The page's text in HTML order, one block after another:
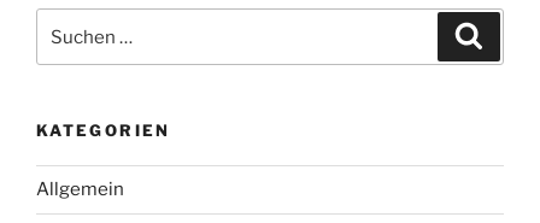
Haiti“
nach:
KATEGORIEN
Allgemein